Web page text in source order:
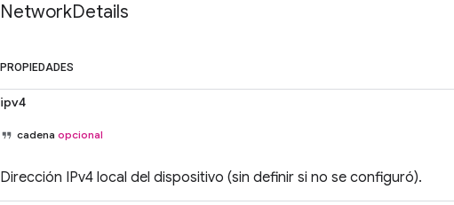
NetworkDetails
PROPIEDADES
ipv4
cadena opcional
Dirección IPv4 local del dispositivo (sin definir si no se configuró).